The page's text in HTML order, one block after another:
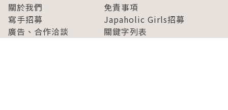
關於我們
免責事項
寫手招募
Japaholic Girls招募
廣告、合作洽談
關鍵字列表